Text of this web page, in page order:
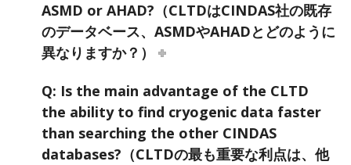
ASMD or AHAD?（CLTDはCINDAS社の既存
のデータベース、ASMDやAHADとどのように
異なりますか？）
Q: Is the main advantage of the CLTD
the ability to find cryogenic data faster
than searching the other CINDAS
databases?（CLTDの最も重要な利点は、他